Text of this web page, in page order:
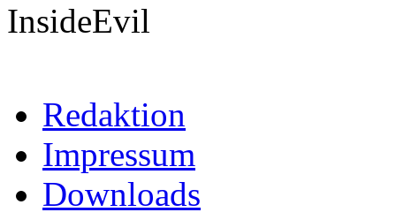
InsideEvil
Redaktion
Impressum
Downloads